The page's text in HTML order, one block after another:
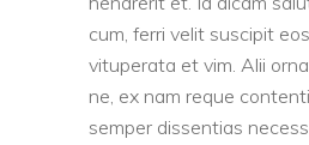
cum, ferri velit suscipit
vituperata et vim. Alii
ne, ex nam reque
semper dissentias